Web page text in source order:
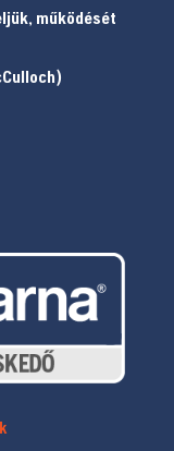
működését